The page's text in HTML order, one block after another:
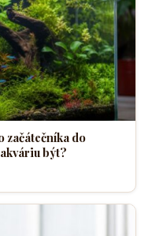
začátečníka do
být?